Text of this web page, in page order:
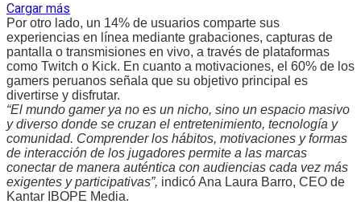
Cargar más
Por otro lado, un 14% de usuarios comparte sus
experiencias en línea mediante grabaciones, capturas de
pantalla o transmisiones en vivo, a través de plataformas
como Twitch o Kick. En cuanto a motivaciones, el 60% de los
gamers peruanos señala que su objetivo principal es
divertirse y disfrutar.
“El mundo gamer ya no es un nicho, sino un espacio masivo
y diverso donde se cruzan el entretenimiento, tecnología y
comunidad. Comprender los hábitos, motivaciones y formas
de interacción de los jugadores permite a las marcas
conectar de manera auténtica con audiencias cada vez más
exigentes y participativas”, indicó Ana Laura Barro, CEO de
Kantar IBOPE Media.